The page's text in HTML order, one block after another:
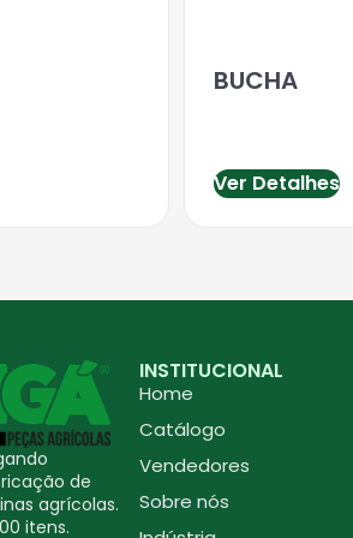
BUCHA
Ver Detalhes
de
agrícolas.
itens.
INSTITUCIONAL
Home
Catálogo
Vendedores
Sobre nós